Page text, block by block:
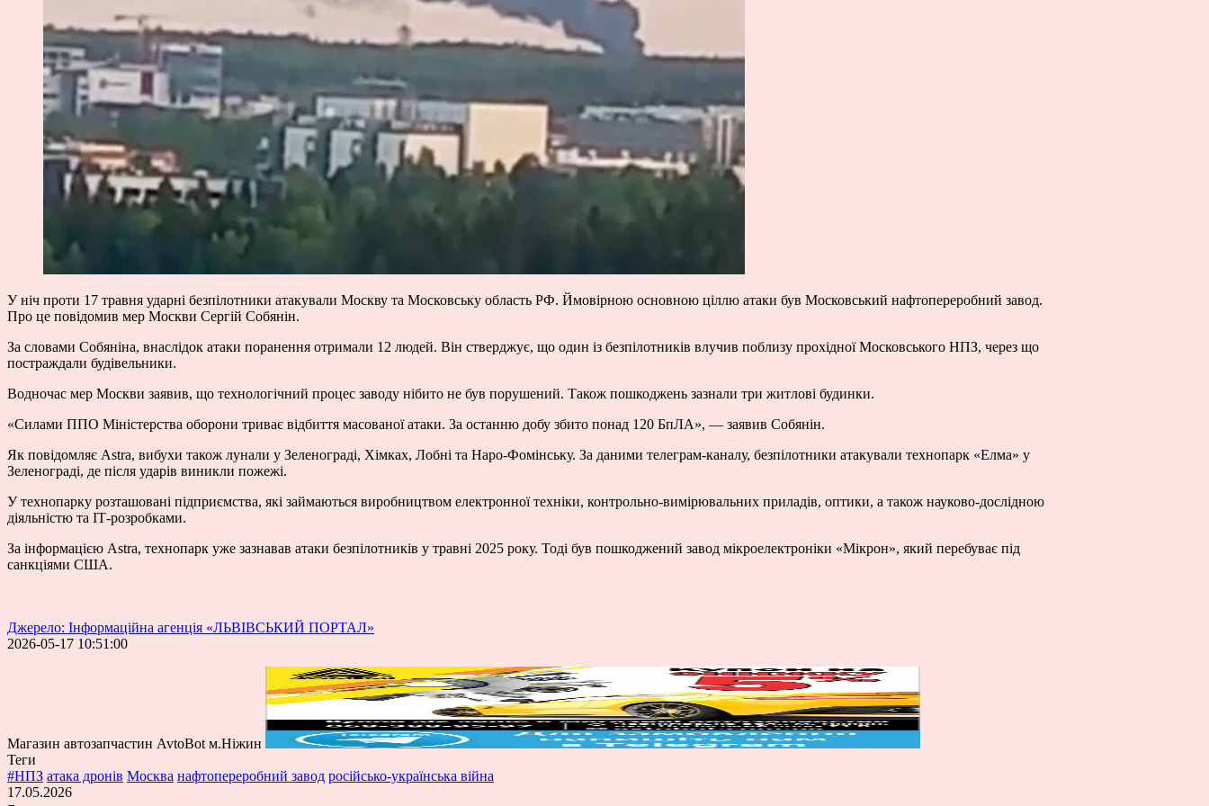
У ніч проти 17 травня ударні безпілотники атакували Москву та Московську область РФ. Ймовірною основною ціллю атаки був Московський нафтопереробний завод.
Про це повідомив мер Москви Сергій Собянін.
За словами Собяніна, внаслідок атаки поранення отримали 12 людей. Він стверджує, що один із безпілотників влучив поблизу прохідної Московського НПЗ, через що
постраждали будівельники.
Водночас мер Москви заявив, що технологічний процес заводу нібито не був порушений. Також пошкоджень зазнали три житлові будинки.
«Силами ППО Міністерства оборони триває відбиття масованої атаки. За останню добу збито понад 120 БпЛА», — заявив Собянін.
Як повідомляє Astra, вибухи також лунали у Зеленограді, Хімках, Лобні та Наро-Фомінську. За даними телеграм-каналу, безпілотники атакували технопарк «Елма» у
Зеленограді, де після ударів виникли пожежі.
У технопарку розташовані підприємства, які займаються виробництвом електронної техніки, контрольно-вимірювальних приладів, оптики, а також науково-дослідною
діяльністю та ІТ-розробками.
За інформацією Astra, технопарк уже зазнавав атаки безпілотників у травні 2025 року. Тоді був пошкоджений завод мікроелектроніки «Мікрон», який перебуває під
санкціями США.
Джерело: Інформаційна агенція «ЛЬВІВСЬКИЙ ПОРТАЛ»
2026-05-17 10:51:00
Магазин автозапчастин AvtoBot м.Ніжин
Теги
#НПЗ атака дронів Москва нафтопереробний завод російсько-українська війна
17.05.2026